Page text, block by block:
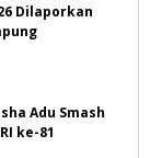
Dilaporkan
Adu Smash
ke-81